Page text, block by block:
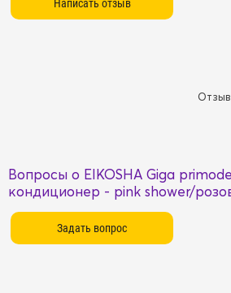
Вопросы о EIKOSHA Giga
кондиционер - pink shower/